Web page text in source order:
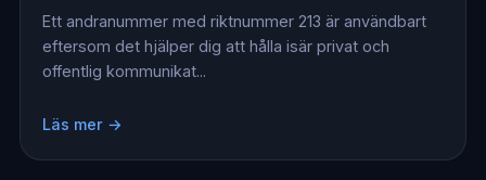
Ett andranummer med riktnummer 213 är användbart
eftersom det hjälper dig att hålla isär privat och
offentlig kommunikat...
Läs mer →